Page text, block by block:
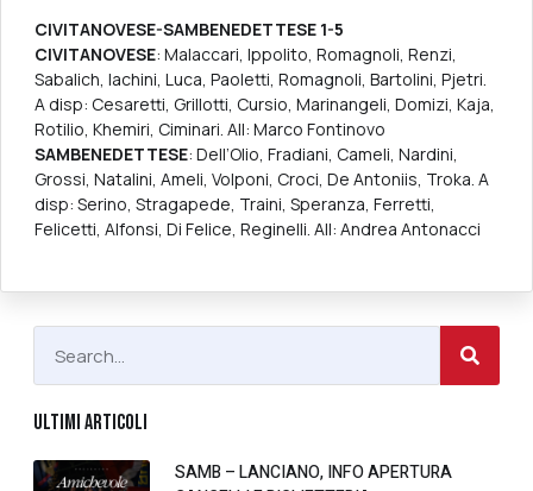
CIVITANOVESE-SAMBENEDETTESE 1-5
CIVITANOVESE: Malaccari, Ippolito, Romagnoli, Renzi,
Sabalich, Iachini, Luca, Paoletti, Romagnoli, Bartolini, Pjetri.
A disp: Cesaretti, Grillotti, Cursio, Marinangeli, Domizi, Kaja,
Rotilio, Khemiri, Ciminari. All: Marco Fontinovo
SAMBENEDETTESE: Dell’Olio, Fradiani, Cameli, Nardini,
Grossi, Natalini, Ameli, Volponi, Croci, De Antoniis, Troka. A
disp: Serino, Stragapede, Traini, Speranza, Ferretti,
Felicetti, Alfonsi, Di Felice, Reginelli. All: Andrea Antonacci
ULTIMI ARTICOLI
SAMB – LANCIANO, INFO APERTURA